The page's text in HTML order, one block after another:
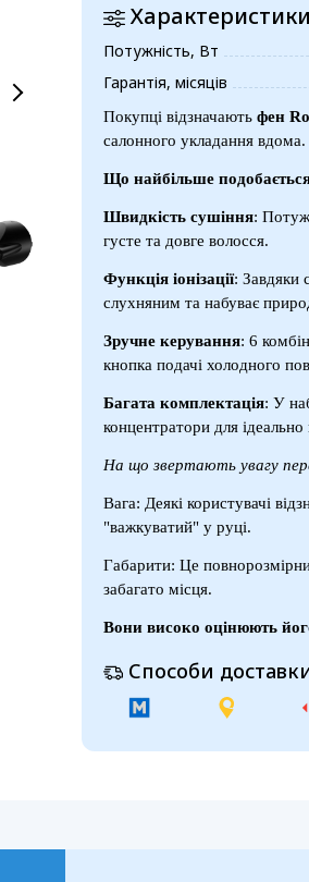
Потужність, Вт
Гарантія, місяців
Покупці відзначають фен
салонного укладання вдома.
Що найбільше
Швидкість сушіння:
густе та довге волосся.
Функція іонізації: Завдяки
слухняним та набуває
Зручне керування: 6
кнопка подачі холодного
Багата комплектація: У
концентратори для
На що звертають увагу
Вага: Деякі користувачі
"важкуватий" у руці.
Габарити: Це
забагато місця.
Вони високо оцінюють
Способи